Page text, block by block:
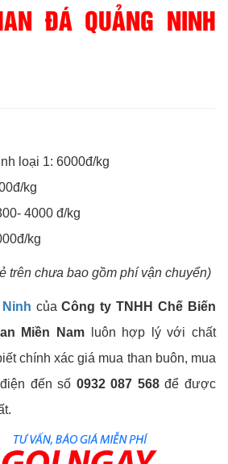
ĐÁ QUẢNG NINH
loại 1: 6000đ/kg
kg
4000 đ/kg
kg
trên chưa bao gồm phí vận chuyển)
củaCông ty TNHH Chế Biến
Miền Nam
luôn hợp lý với chất
chính xác giá mua than buôn, mua
đến số 0932 087 568để được